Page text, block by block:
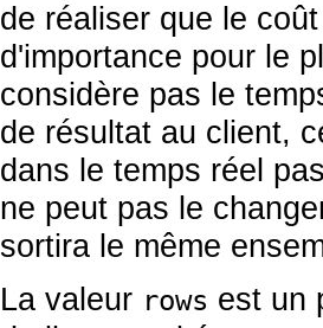
de réaliser que le
d'importance pour le
considère pas le
de résultat au client,
dans le temps réel
ne peut pas le
sortira le même
La valeur rows est un